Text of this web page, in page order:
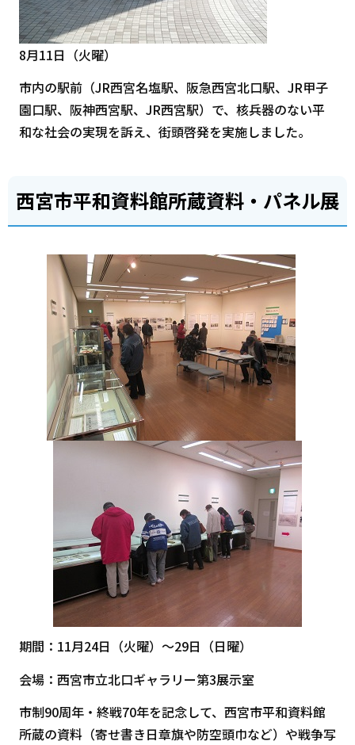
8月11日（火曜）
市内の駅前（JR西宮名塩駅、阪急西宮北口駅、JR甲子
園口駅、阪神西宮駅、JR西宮駅）で、核兵器のない平
和な社会の実現を訴え、街頭啓発を実施しました。
西宮市平和資料館所蔵資料・パネル展
期間：11月24日（火曜）～29日（日曜）
会場：西宮市立北口ギャラリー第3展示室
市制90周年・終戦70年を記念して、西宮市平和資料館
所蔵の資料（寄せ書き日章旗や防空頭巾など）や戦争写